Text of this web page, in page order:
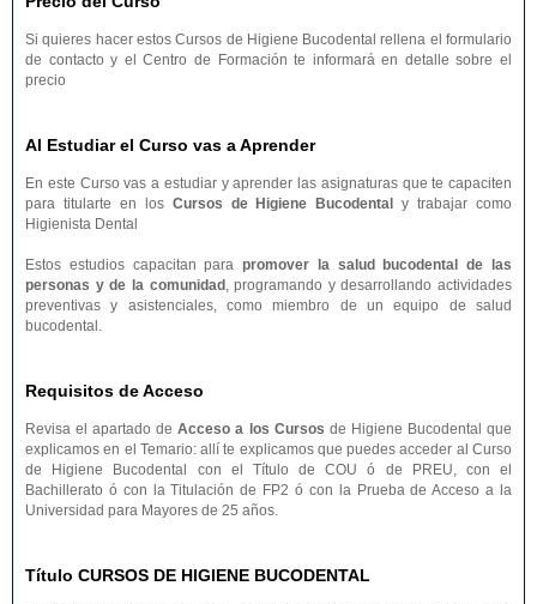
Si quieres hacer estos Cursos de Higiene Bucodental rellena el formulario
de contacto y el Centro de Formación te informará en detalle sobre el
precio
Al Estudiar el Curso vas a Aprender
En este Curso vas a estudiar y aprender las asignaturas que te capaciten
para titularte en los Cursos de Higiene Bucodental
y trabajar como
Higienista Dental
Estos estudios capacitan parapromover la salud bucodental de las
personas y de la comunidad , programando y desarrollando actividades
preventivas y asistenciales, como miembro de un equipo de salud
bucodental.
Requisitos de Acceso
Revisa el apartado deAcceso a los Cursos de Higiene Bucodental que
explicamos en el Temario: allí te explicamos que puedes acceder al Curso
de Higiene Bucodental con el Título de COU ó de PREU, con el
Bachillerato ó con la Titulación de FP2 ó con la Prueba de Acceso a la
Universidad para Mayores de 25 años.
Título CURSOS DE HIGIENE BUCODENTAL